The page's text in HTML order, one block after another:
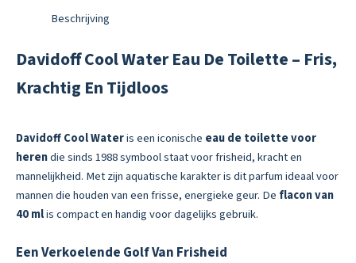
Beschrijving
Davidoff Cool Water Eau De Toilette – Fris,
Krachtig En Tijdloos
Davidoff Cool Wateris een iconische eau de toilette voor
herendie sinds 1988 symbool staat voor frisheid, kracht en
mannelijkheid. Met zijn aquatische karakter is dit parfum ideaal voor
mannen die houden van een frisse, energieke geur. De flacon van
40 mlis compact en handig voor dagelijks gebruik.
Een Verkoelende Golf Van Frisheid